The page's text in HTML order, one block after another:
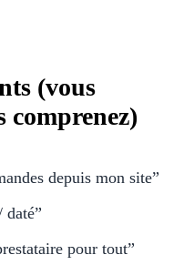
(vous
comprenez)
depuis mon site”
daté”
pour tout”